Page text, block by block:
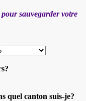
pour sauvegarder votre
quel canton suis-je?